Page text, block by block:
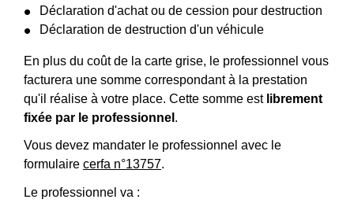
Déclaration d'achat ou de cession pour destruction
Déclaration de destruction d'un véhicule
En plus du coût de la carte grise, le professionnel vous
facturera une somme correspondant à la prestation
qu'il réalise à votre place. Cette somme est librement
fixée par le professionnel .
Vous devez mandater le professionnel avec le
formulaire cerfa n°13757.
Le professionnel va :